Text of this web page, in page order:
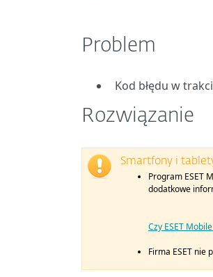
Problem
Kod błędu w
Rozwiązanie
Smartfony i
Program ESET
dodatkowe
Czy ESET
Firma ESET